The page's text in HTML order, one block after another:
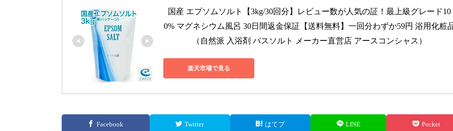
国産 エプソムソルト【3kg/30回分】レビュー数が人気の証！最上級グレード10
0% マグネシウム風呂 30日間返金保証【送料無料】一回分わずか59円 浴用化粧
（自然派 入浴剤 バスソルト メーカー直営店 アースコンシャス）
楽天市場で見る
Facebook Twitter はてブ LINE Pocket